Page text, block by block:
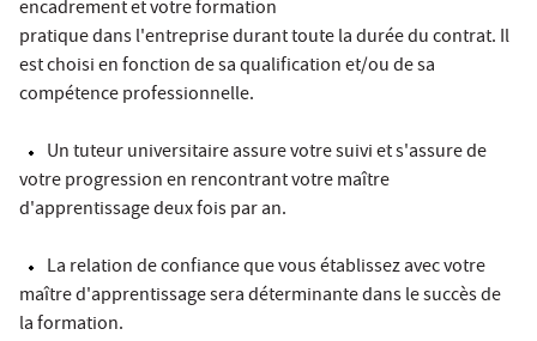
encadrement et votre formation
pratique dans l'entreprise durant toute la durée du contrat. Il
est choisi en fonction de sa qualification et/ou de sa
compétence professionnelle.
Un tuteur universitaire assure votre suivi et s'assure de
votre progression en rencontrant votre maître
d'apprentissage deux fois par an.
La relation de confiance que vous établissez avec votre
maître d'apprentissage sera déterminante dans le succès de
la formation.